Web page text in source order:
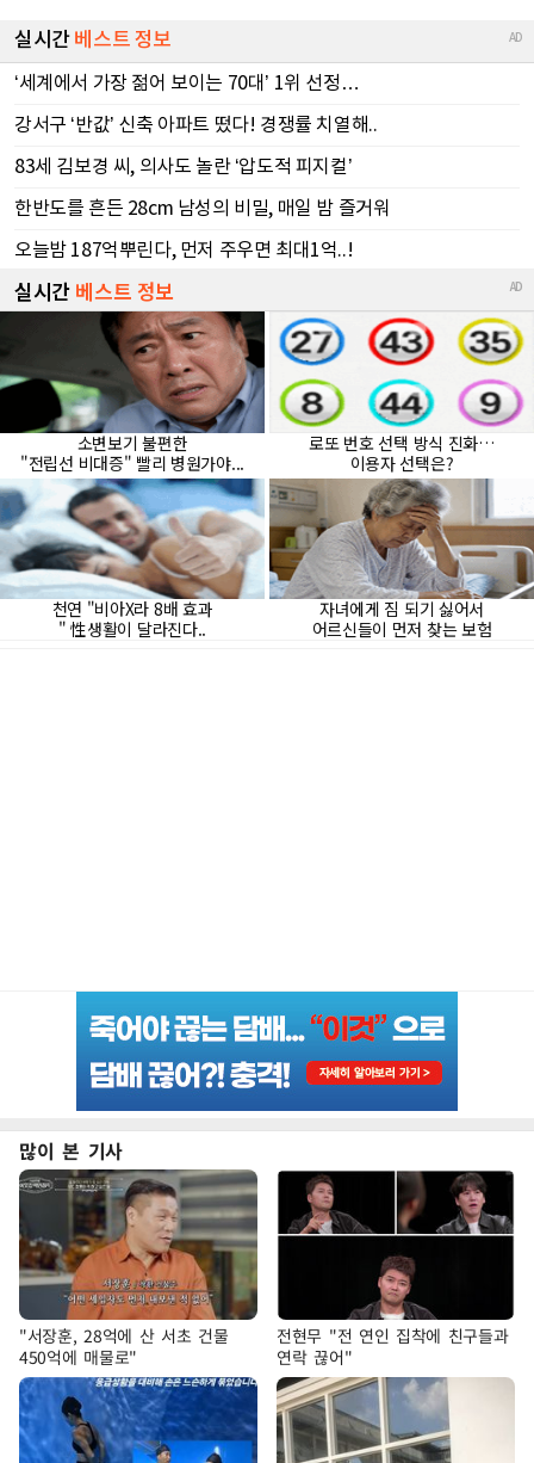
많이 본 기사
"서장훈, 28억에 산 서초 건물
450억에 매물로"
전현무 "전 연인 집착에 친구들과
연락 끊어"